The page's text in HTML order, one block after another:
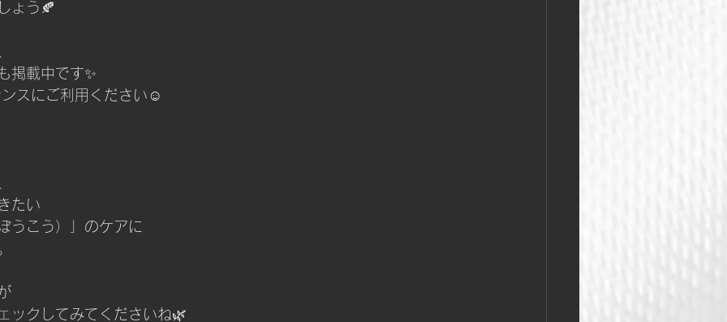
ょう🍂
掲載中です✨
スにご利用ください☺️
たい
うこう）」のケアに
ックしてみてくださいね🌿